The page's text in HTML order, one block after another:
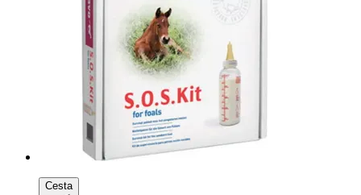
Cesta